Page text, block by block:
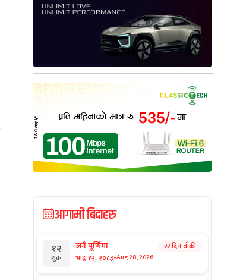
आगामी बिदाहरु
१२
शुक्र
जनै पूर्णिमा
भाद्र १२, २०८३-Aug 28, 2026
२२ दिन बाँकी